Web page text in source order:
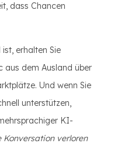
dass Chancen
erhalten Sie
aus dem Ausland über
Und wenn Sie
unterstützen,
KI-
Konversation verloren